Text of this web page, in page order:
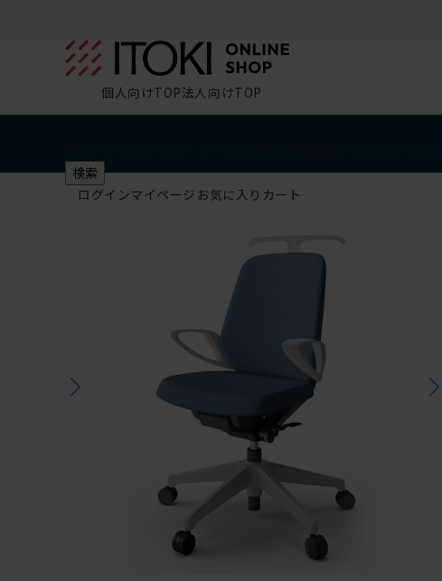
個人向けTOP法人向けTOP
検索
ログインマイページ お気に入り カート